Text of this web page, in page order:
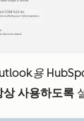
용
상 사용하도록